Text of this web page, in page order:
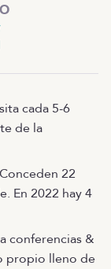
cada 5-6
de la
22
En 2022 hay 4
conferencias &
propio lleno de